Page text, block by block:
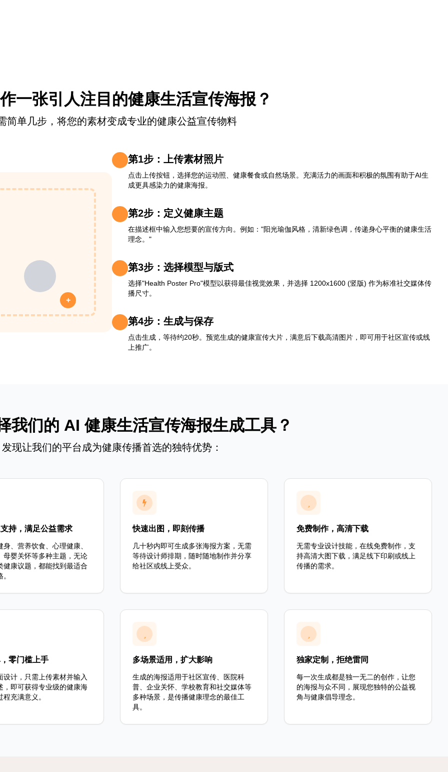
一张引人注目的健康生活宣传海报？
简单几步，将您的素材变成专业的健康公益宣传物料
+
第1步：上传素材照片
点击上传按钮，选择您的运动照、健康餐食或自然场景。充满活力的画面和积极的氛围有助于AI生
成更具感染力的健康海报。
第2步：定义健康主题
在描述框中输入您想要的宣传方向。例如："阳光瑜伽风格，清新绿色调，传递身心平衡的健康生活
理念。"
第3步：选择模型与版式
选择"Health Poster Pro"模型以获得最佳视觉效果，并选择 1200x1600 (竖版) 作为标准社交媒体传
播尺寸。
第4步：生成与保存
点击生成，等待约20秒。预览生成的健康宣传大片，满意后下载高清图片，即可用于社区宣传或线
上推广。
我们的 AI 健康生活宣传海报生成工具？
发现让我们的平台成为健康传播首选的独特优势：
持，满足公益需求
身、营养饮食、心理健康、
母婴关怀等多种主题，无论
健康议题，都能找到最适合
快速出图，即刻传播
几十秒内即可生成多张海报方案，无需
等待设计师排期，随时随地制作并分享
给社区或线上受众。
免费制作，高清下载
无需专业设计技能，在线免费制作，支
持高清大图下载，满足线下印刷或线上
传播的需求。
零门槛上手
设计，只需上传素材并输入
，即可获得专业级的健康海
充满意义。
多场景适用，扩大影响
生成的海报适用于社区宣传、医院科
普、企业关怀、学校教育和社交媒体等
多种场景，是传播健康理念的最佳工
具。
独家定制，拒绝雷同
每一次生成都是独一无二的创作，让您
的海报与众不同，展现您独特的公益视
角与健康倡导理念。